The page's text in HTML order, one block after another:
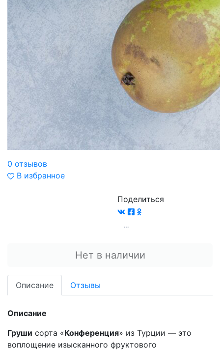
0 отзывов
В избранное
Поделиться
Нет в наличии
Описание Отзывы
Описание
Груши сорта «Конференция» из Турции — это
воплощение изысканного фруктового